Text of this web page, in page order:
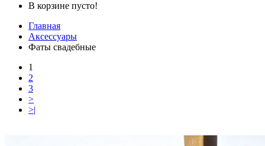
В корзине пусто!
Главная
Аксессуары
Фаты свадебные
1
2
3
>
>|